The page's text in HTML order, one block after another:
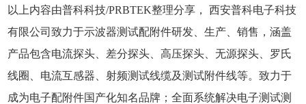
以上内容由普科科技/PRBTEK整理分享， 西安普科电子科技
有限公司致力于示波器测试配附件研发、生产、销售，涵盖
产品包含电流探头、差分探头、高压探头、无源探头、罗氏
线圈、电流互感器、射频测试线缆及测试附件线等。致力于
成为电子配附件国产化知名品牌；全面系统解决电子测试测